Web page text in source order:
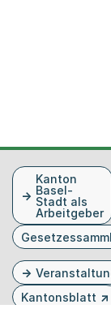
FusszeileKanton
Basel-
Stadt als
Arbeitgeber
Kantonsblatt